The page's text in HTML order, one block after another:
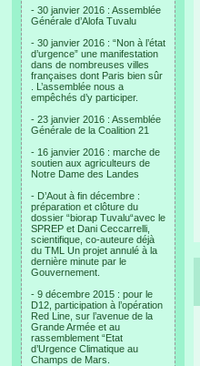
- 30 janvier 2016 : Assemblée
Générale d’Alofa Tuvalu
- 30 janvier 2016 : “Non à l’état
d’urgence” une manifestation
dans de nombreuses villes
françaises dont Paris bien sûr
. L’assemblée nous a
empêchés d’y participer.
- 23 janvier 2016 : Assemblée
Générale de la Coalition 21
- 16 janvier 2016 : marche de
soutien aux agriculteurs de
Notre Dame des Landes
- D’Aout à fin décembre :
préparation et clôture du
dossier “biorap Tuvalu“avec le
SPREP et Dani Ceccarrelli,
scientifique, co-auteure déjà
du TML Un projet annulé à la
dernière minute par le
Gouvernement.
- 9 décembre 2015 : pour le
D12, participation à l’opération
Red Line, sur l’avenue de la
Grande Armée et au
rassemblement “Etat
d’Urgence Climatique au
Champs de Mars.